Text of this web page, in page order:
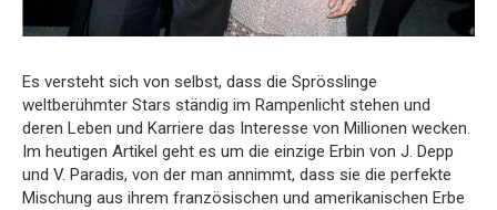
Es versteht sich von selbst, dass die Sprösslinge
weltberühmter Stars ständig im Rampenlicht stehen und
deren Leben und Karriere das Interesse von Millionen wecken.
Im heutigen Artikel geht es um die einzige Erbin von J. Depp
und V. Paradis, von der man annimmt, dass sie die perfekte
Mischung aus ihrem französischen und amerikanischen Erbe